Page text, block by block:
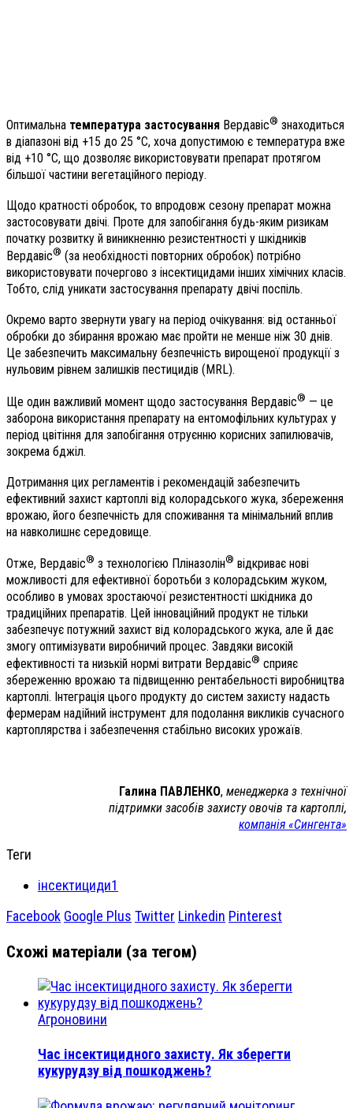
Оптимальна температура застосування Вердавіс® знаходиться
в діапазоні від +15 до 25 °С, хоча допустимою є температура вже
від +10 °С, що дозволяє використовувати препарат протягом
більшої частини вегетаційного періоду.
Щодо кратності обробок, то впродовж сезону препарат можна
застосовувати двічі. Проте для запобігання будь-яким ризикам
початку розвитку й виникненню резистентності у шкідників
Вердавіс® (за необхідності повторних обробок) потрібно
використовувати почергово з інсектицидами інших хімічних класів.
Тобто, слід уникати застосування препарату двічі поспіль.
Окремо варто звернути увагу на період очікування: від останньої
обробки до збирання врожаю має пройти не менше ніж 30 днів.
Це забезпечить максимальну безпечність вирощеної продукції з
нульовим рівнем залишків пестицидів (MRL).
Ще один важливий момент щодо застосування Вердавіс® — це
заборона використання препарату на ентомофільних культурах у
період цвітіння для запобігання отруєнню корисних запилювачів,
зокрема бджіл.
Дотримання цих регламентів і рекомендацій забезпечить
ефективний захист картоплі від колорадського жука, збереження
врожаю, його безпечність для споживання та мінімальний вплив
на навколишнє середовище.
Отже, Вердавіс® з технологією Пліназолін® відкриває нові
можливості для ефективної боротьби з колорадським жуком,
особливо в умовах зростаючої резистентності шкідника до
традиційних препаратів. Цей інноваційний продукт не тільки
забезпечує потужний захист від колорадського жука, але й дає
змогу оптимізувати виробничий процес. Завдяки високій
ефективності та низькій нормі витрати Вердавіс® сприяє
збереженню врожаю та підвищенню рентабельності виробництва
картоплі. Інтеграція цього продукту до систем захисту надасть
фермерам надійний інструмент для подолання викликів сучасного
картоплярства і забезпечення стабільно високих урожаїв.
Галина ПАВЛЕНКО, менеджерка з технічної
підтримки засобів захисту овочів та картоплі,
компанія «Сингента»
Теги
інсектициди1
Facebook Google Plus Twitter Linkedin Pinterest
Схожі матеріали (за тегом)
Агроновини
Час інсектицидного захисту. Як зберегти
кукурудзу від пошкоджень?